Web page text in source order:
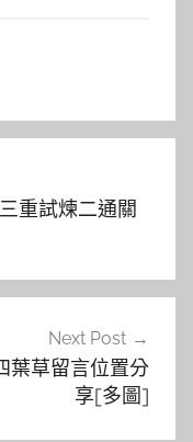
重試煉二通關
Next Post
葉草留言位置分
享[多圖]